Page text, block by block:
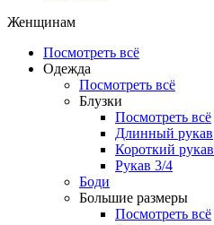
Женщинам
Посмотреть всё
Одежда
Посмотреть всё
Блузки
Посмотреть всё
Длинный рукав
Короткий рукав
Рукав 3/4
Боди
Большие размеры
Посмотреть всё